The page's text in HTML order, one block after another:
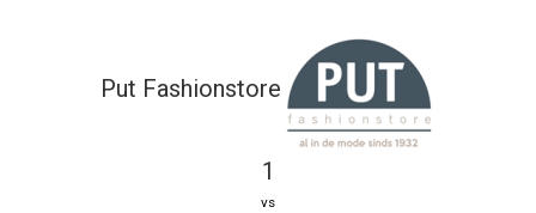
Put Fashionstore
1
vs